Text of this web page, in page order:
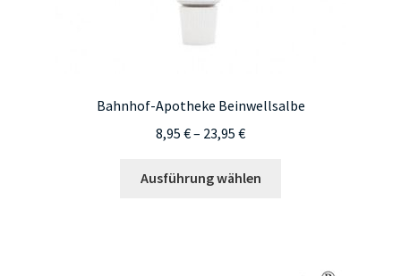
Bahnhof-Apotheke Beinwellsalbe
8,95 €– 23,95 €Preisspanne:
bis
Ausführung wählen